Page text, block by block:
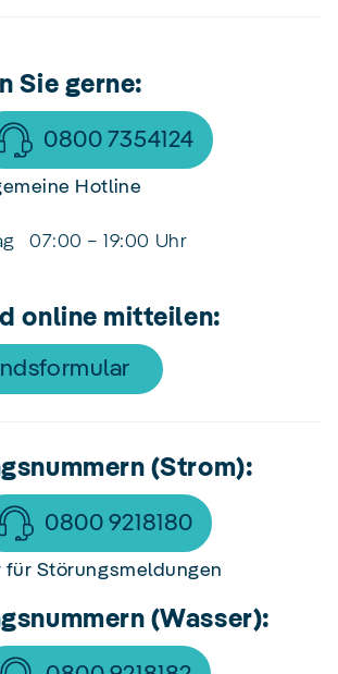
Sie gerne:
0800 7354124
Hotline
07:00 – 19:00 Uhr
online mitteilen:
(Strom):
0800 9218180
für Störungsmeldungen
(Wasser):